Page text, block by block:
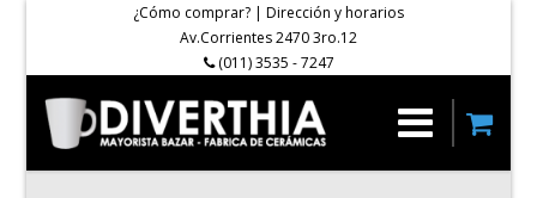
¿Cómo comprar? | Dirección y horarios
Av.Corrientes 2470 3ro.12
(011) 3535 - 7247